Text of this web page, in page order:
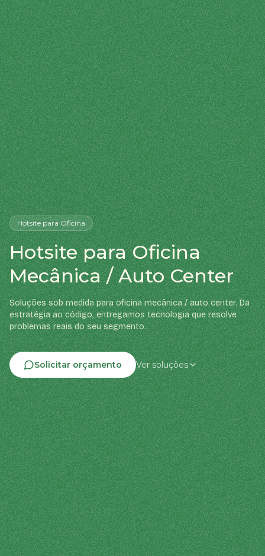
Hotsitepara Oficina
Hotsite para Oficina
Mecânica / Auto Center
Soluções sob medida para oficina mecânica / auto center. Da
estratégia ao código, entregamos tecnologia que resolve
problemas reais do seu segmento.
Solicitar orçamento Ver soluções